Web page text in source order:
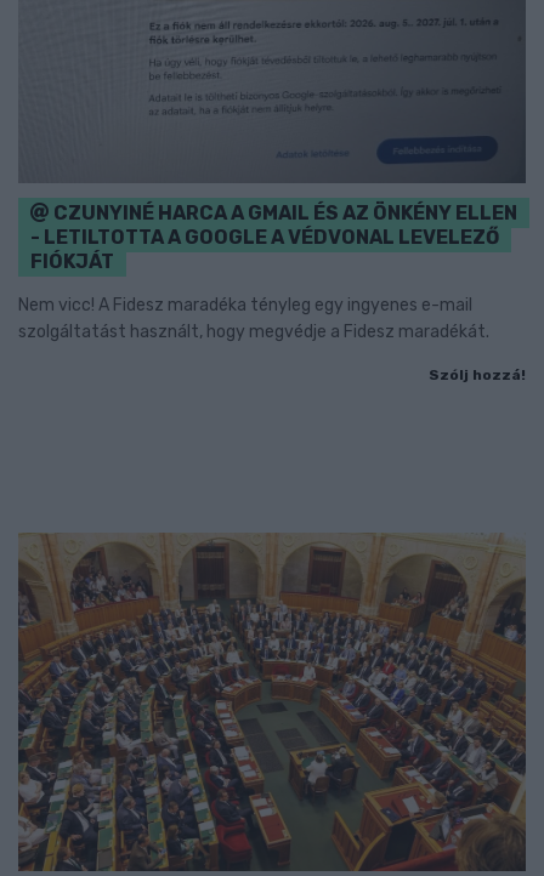
CZUNYINÉ HARCA A GMAIL ÉS AZ ÖNKÉNY ELLEN
- LETILTOTTA A GOOGLE A VÉDVONAL LEVELEZŐ
FIÓKJÁT
Nem vicc! A Fidesz maradéka tényleg egy ingyenes e-mail
szolgáltatást használt, hogy megvédje a Fidesz maradékát.
Szólj hozzá!